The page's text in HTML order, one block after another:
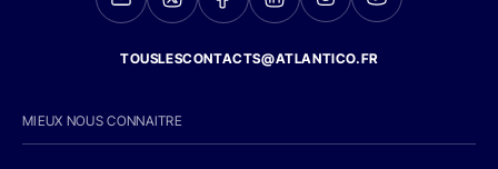
TOUSLESCONTACTS@ATLANTICO.FR
MIEUX NOUS CONNAITRE